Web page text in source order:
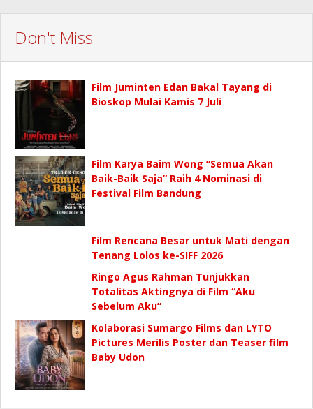
Don't Miss
Film Juminten Edan Bakal Tayang di
Bioskop Mulai Kamis 7 Juli
Film Karya Baim Wong “Semua Akan
Baik-Baik Saja” Raih 4 Nominasi di
Festival Film Bandung
Film Rencana Besar untuk Mati dengan
Tenang Lolos ke-SIFF 2026
Ringo Agus Rahman Tunjukkan
Totalitas Aktingnya di Film “Aku
Sebelum Aku”
Kolaborasi Sumargo Films dan LYTO
Pictures Merilis Poster dan Teaser film
Baby Udon